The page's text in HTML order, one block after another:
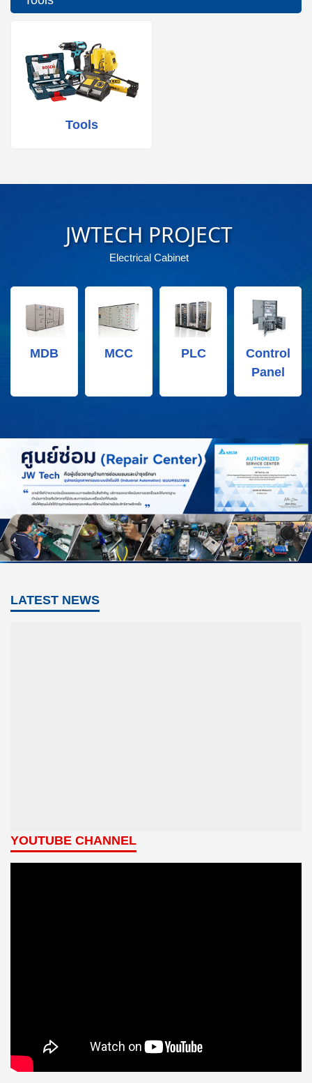
Tools
JWTECH PROJECT
Electrical Cabinet
MDB MCC PLC
Control
Panel
LATEST NEWS
YOUTUBE CHANNEL